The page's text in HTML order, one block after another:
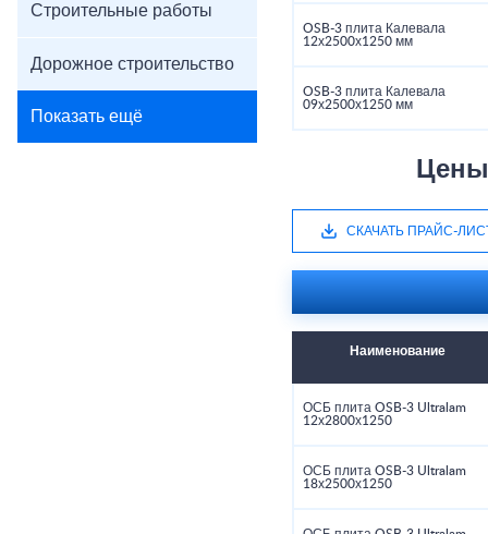
Строительные работы
Дорожное строительство
Показать ещё
OSB-3 плита Калевала
12х2500х1250 мм
OSB-3 плита Калевала
09х2500х1250 мм
СКАЧАТЬ ПРАЙС-
Наименование
ОСБ плита OSB-3 Ultralam
12х2800х1250
ОСБ плита OSB-3 Ultralam
18х2500х1250